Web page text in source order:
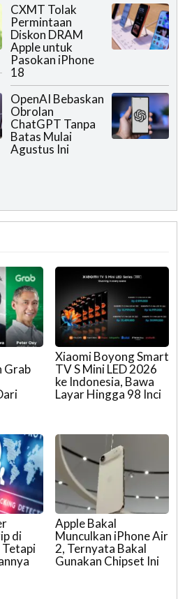
CXMT Tolak
Permintaan
Diskon DRAM
Apple untuk
Pasokan iPhone
18
OpenAI Bebaskan
Obrolan
ChatGPT Tanpa
Batas Mulai
Agustus Ini
Grab
Xiaomi Boyong Smart
TV S Mini LED 2026
ke Indonesia, Bawa
Layar Hingga 98 Inci
di
Apple Bakal
Munculkan iPhone Air
2, Ternyata Bakal
Gunakan Chipset Ini